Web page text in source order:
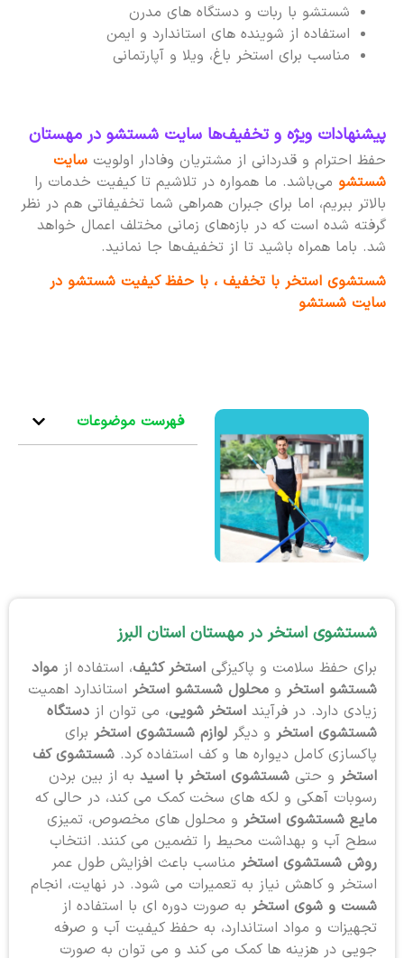
شستشو با ربات و دستگاه های مدرن
استفاده از شوینده های استاندارد و ایمن
مناسب برای استخر باغ، ویلا و آپارتمانی
پیشنهادات ویژه و تخفیف‌ها سایت شستشو در مهستان
حفظ احترام و قدردانی از مشتریان وفادار اولویت سایت
شستشومی‌باشد. ما همواره در تلاشیم تا کیفیت خدمات را
بالاتر ببریم، اما برای جبران همراهی شما تخفیفاتی هم در نظر
گرفته شده است که در بازه‌های زمانی مختلف اعمال خواهد
شد. باما همراه باشید تا از تخفیف‌ها جا نمانید.
شستشوی استخر با تخفیف ، با حفظ کیفیت شستشو در
سایت شستشو
فهرست موضوعات
شستشوی استخر در مهستان استان البرز
برای حفظ سلامت و پاکیزگی استخر کثیف، استفاده از مواد
شستشو استخرو محلول شستشو استخراستاندارد اهمیت
زیادی دارد. در فرآیند استخر شویی، می توان از دستگاه
شستشوی استخرو دیگر لوازم شستشوی استخربرای
پاکسازی کامل دیواره ها و کف استفاده کرد. شستشوی کف
استخرو حتی شستشوی استخر با اسیدبه از بین بردن
رسوبات آهکی و لکه های سخت کمک می کند، در حالی که
مایع شستشوی استخرو محلول های مخصوص، تمیزی
سطح آب و بهداشت محیط را تضمین می کنند. انتخاب
روش شستشوی استخرمناسب باعث افزایش طول عمر
استخر و کاهش نیاز به تعمیرات می شود. در نهایت، انجام
شست و شوی استخربه صورت دوره ای با استفاده از
تجهیزات و مواد استاندارد، به حفظ کیفیت آب و صرفه
جویی در هزینه ها کمک می کند و می توان به صورت